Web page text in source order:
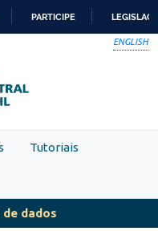
PARTICIPE
ENGLISH
Tutoriais
dados